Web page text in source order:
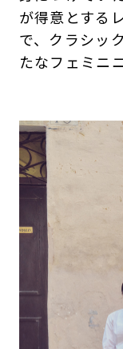
が得意とする
で、クラシッ
たなフェミニ